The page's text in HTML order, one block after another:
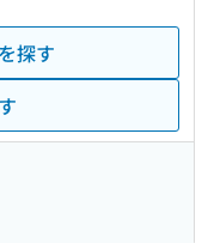
探す